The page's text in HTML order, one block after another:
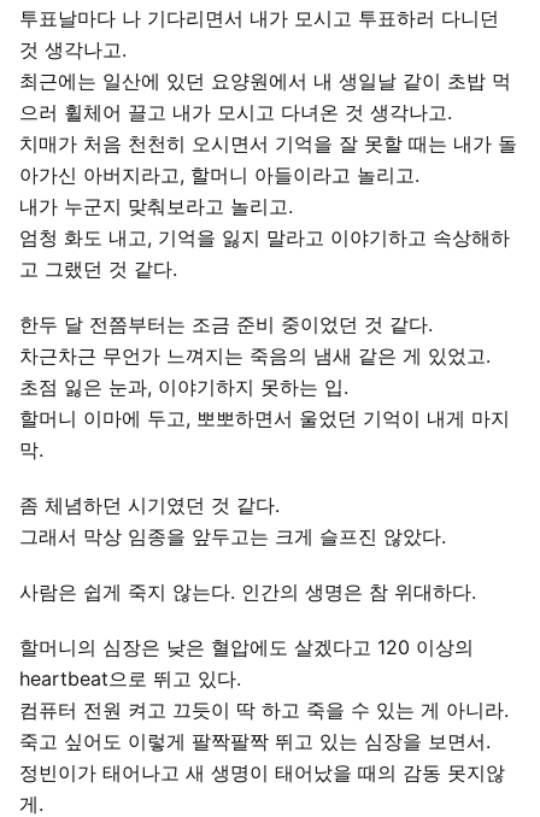
투표날마다 나 기다리면서 내가 모시고 투표하러 다니던
것 생각나고.
최근에는 일산에 있던 요양원에서 내 생일날 같이 초밥 먹
으러 휠체어 끌고 내가 모시고 다녀온 것 생각나고.
치매가 처음 천천히 오시면서 기억을 잘 못할 때는 내가 돌
아가신 아버지라고, 할머니 아들이라고 놀리고.
내가 누군지 맞춰보라고 놀리고.
엄청 화도 내고, 기억을 잃지 말라고 이야기하고 속상해하
고 그랬던 것 같다.
한두 달 전쯤부터는 조금 준비 중이었던 것 같다.
차근차근 무언가 느껴지는 죽음의 냄새 같은 게 있었고.
초점 잃은 눈과, 이야기하지 못하는 입.
할머니 이마에 두고, 뽀뽀하면서 울었던 기억이 내게 마지
막.
좀 체념하던 시기였던 것 같다.
그래서 막상 임종을 앞두고는 크게 슬프진 않았다.
사람은 쉽게 죽지 않는다. 인간의 생명은 참 위대하다.
할머니의 심장은 낮은 혈압에도 살겠다고 120 이상의
heartbeat으로 뛰고 있다.
컴퓨터 전원 켜고 끄듯이 딱 하고 죽을 수 있는 게 아니라.
죽고 싶어도 이렇게 팔짝팔짝 뛰고 있는 심장을 보면서.
정빈이가 태어나고 새 생명이 태어났을 때의 감동 못지않
게.